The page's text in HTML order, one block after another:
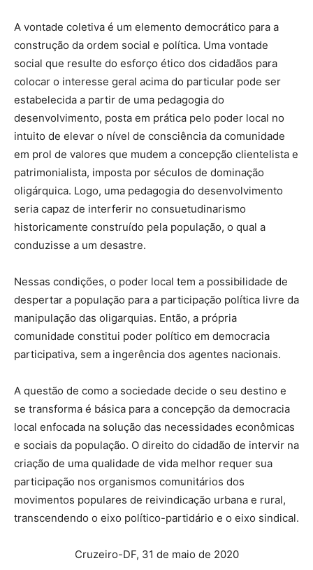
A vontade coletiva é um elemento democrático para a
construção da ordem social e política. Uma vontade
social que resulte do esforço ético dos cidadãos para
colocar o interesse geral acima do particular pode ser
estabelecida a partir de uma pedagogia do
desenvolvimento, posta em prática pelo poder local no
intuito de elevar o nível de consciência da comunidade
em prol de valores que mudem a concepção clientelista e
patrimonialista, imposta por séculos de dominação
oligárquica. Logo, uma pedagogia do desenvolvimento
seria capaz de interferir no consuetudinarismo
historicamente construído pela população, o qual a
conduzisse a um desastre.
Nessas condições, o poder local tem a possibilidade de
despertar a população para a participação política livre da
manipulação das oligarquias. Então, a própria
comunidade constitui poder político em democracia
participativa, sem a ingerência dos agentes nacionais.
A questão de como a sociedade decide o seu destino e
se transforma é básica para a concepção da democracia
local enfocada na solução das necessidades econômicas
e sociais da população. O direito do cidadão de intervir na
criação de uma qualidade de vida melhor requer sua
participação nos organismos comunitários dos
movimentos populares de reivindicação urbana e rural,
transcendendo o eixo político-partidário e o eixo sindical.
Cruzeiro-DF, 31 de maio de 2020